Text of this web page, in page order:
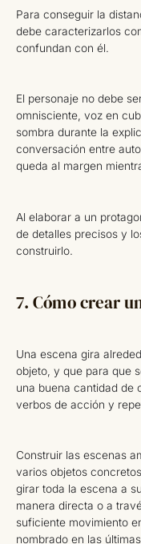
Para conseguir la
debe caracterizarlos
confundan con él.
El personaje no debe
omnisciente, voz en
sombra durante la
conversación entre
queda al margen
Al elaborar a un
de detalles precisos y
construirlo.
7. Cómo crear
Una escena gira
objeto, y que para que
una buena cantidad de
verbos de acción y
Construir las escenas
varios objetos
girar toda la escena a
manera directa o a
suficiente movimiento
nombrado en las